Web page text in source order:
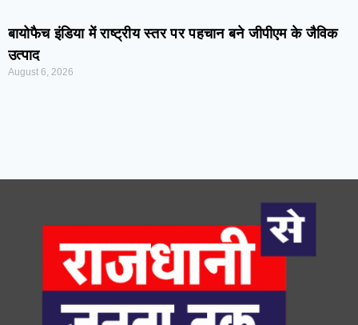
बायोफैच इंडिया में राष्ट्रीय स्तर पर पहचान बने जीपीएम के जैविक
उत्पाद
August 6, 2026